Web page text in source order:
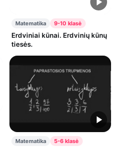
Matematika 9-10 klasė
Erdviniai kūnai. Erdvinių kūnų
tiesės.
Matematika 5-6 klasė